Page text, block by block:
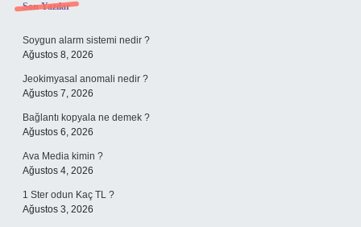
Sidebar
Son Yazılar
Soygun alarm sistemi nedir ?
Ağustos 8, 2026
Jeokimyasal anomali nedir ?
Ağustos 7, 2026
Bağlantı kopyala ne demek ?
Ağustos 6, 2026
Ava Media kimin ?
Ağustos 4, 2026
1 Ster odun Kaç TL ?
Ağustos 3, 2026